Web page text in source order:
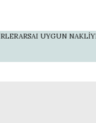
UYGUN NAKLİYE